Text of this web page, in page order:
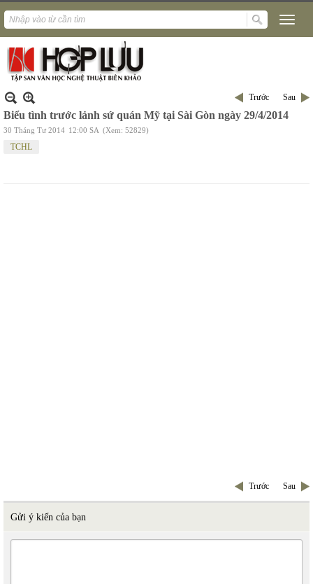
Trước Sau
Biểu tình trước lảnh sứ quán Mỹ tại Sài Gòn ngày 29/4/2014
30 Tháng Tư 2014 12:00 SA (Xem: 52829)
TCHL
Trước Sau
Gửi ý kiến của bạn